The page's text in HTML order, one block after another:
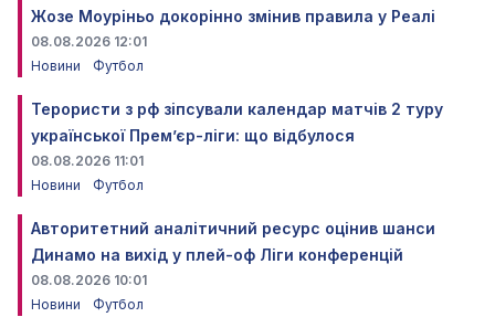
Жозе Моуріньо докорінно змінив правила у Реалі
08.08.2026 12:01
Новини
Футбол
Терористи з рф зіпсували календар матчів 2 туру
української Прем’єр-ліги: що відбулося
08.08.2026 11:01
Новини
Футбол
Авторитетний аналітичний ресурс оцінив шанси
Динамо на вихід у плей-оф Ліги конференцій
08.08.2026 10:01
Новини
Футбол